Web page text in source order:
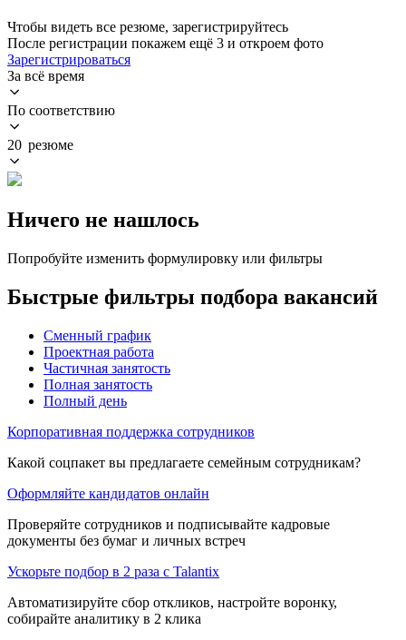
Чтобы видеть все резюме, зарегистрируйтесь
После регистрации покажем ещё 3 и откроем фото
Зарегистрироваться
За всё время
По соответствию
20 резюме
Ничего не нашлось
Попробуйте изменить формулировку или фильтры
Быстрые фильтры подбора вакансий
Сменный график
Проектная работа
Частичная занятость
Полная занятость
Полный день
Корпоративная поддержка сотрудников
Какой соцпакет вы предлагаете семейным сотрудникам?
Оформляйте кандидатов онлайн
Проверяйте сотрудников и подписывайте кадровые
документы без бумаг и личных встреч
Ускорьте подбор в 2 раза с Talantix
Автоматизируйте сбор откликов, настройте воронку,
собирайте аналитику в 2 клика